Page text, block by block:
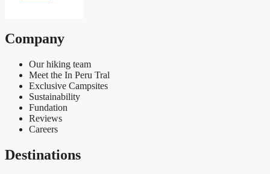
Company
Our hiking team
Meet the In Peru Tral
Exclusive Campsites
Sustainability
Fundation
Reviews
Careers
Destinations